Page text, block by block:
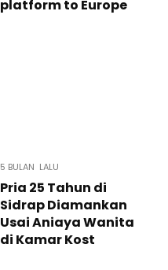
platform to Europe
5 BULAN LALU
Pria 25 Tahun di
Sidrap Diamankan
Usai Aniaya Wanita
di Kamar Kost